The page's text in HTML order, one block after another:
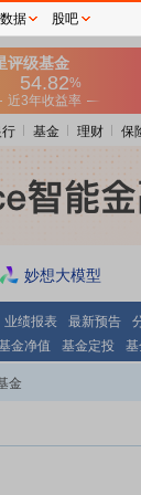
基金 理财 保
妙想大模型
业绩报表 最新预告
金净值 基金定投
金
据 股吧